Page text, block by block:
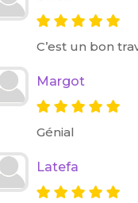
C’est un bon
Margot
Génial
Latefa